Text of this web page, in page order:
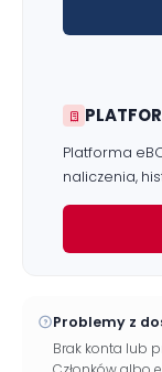
Platforma
naliczenia,
Problemy z
Brak konta lub
Zgłoś
Awarie